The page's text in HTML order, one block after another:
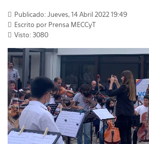
Publicado: Jueves, 14 Abril 2022 19:49
Escrito por Prensa MECCyT
Visto: 3080